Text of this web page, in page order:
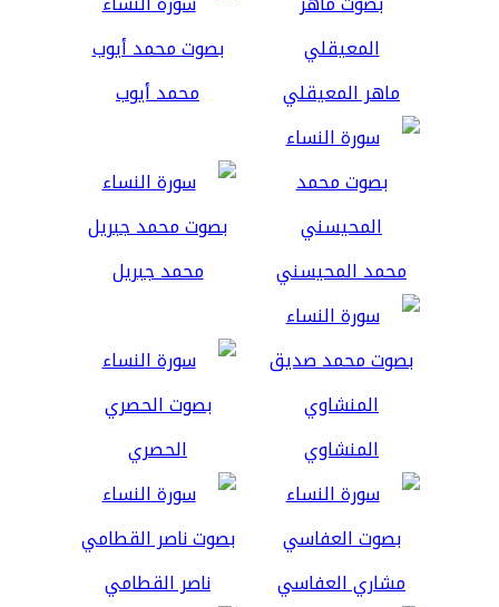
ماهر المعيقلي محمد أيوب
محمد المحيسني محمد جبريل
المنشاوي الحصري
مشاري العفاسي ناصر القطامي